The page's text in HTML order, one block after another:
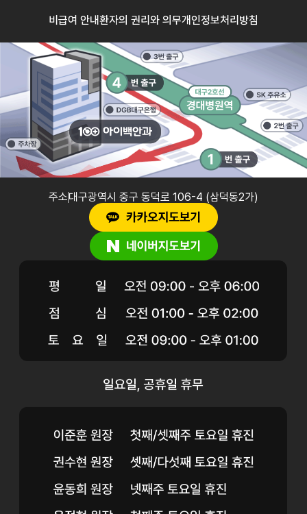
비급여 안내환자의 권리와 의무개인정보처리방침
주소대구광역시 중구 동덕로 106-4 (삼덕동2가)